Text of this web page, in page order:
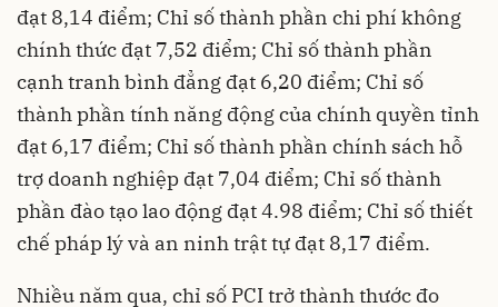
đạt 8,14 điểm; Chỉ số thành phần chi phí không
chính thức đạt 7,52 điểm; Chỉ số thành phần
cạnh tranh bình đẳng đạt 6,20 điểm; Chỉ số
thành phần tính năng động của chính quyền tỉnh
đạt 6,17 điểm; Chỉ số thành phần chính sách hỗ
trợ doanh nghiệp đạt 7,04 điểm; Chỉ số thành
phần đào tạo lao động đạt 4.98 điểm; Chỉ số thiết
chế pháp lý và an ninh trật tự đạt 8,17 điểm.
Nhiều năm qua, chỉ số PCI trở thành thước đo